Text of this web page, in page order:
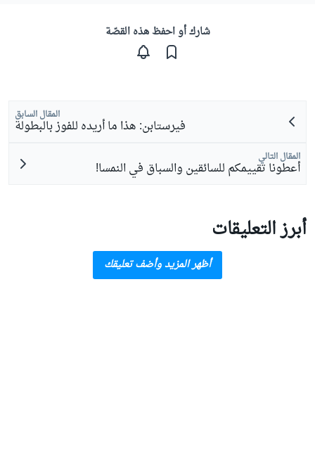
شارك أو احفظ هذه القصّة
المقال السابق
فيرستابن: هذا ما أريده للفوز بالبطولة
المقال التالي
أعطونا تقييمكم للسائقين والسباق في النمسا!
أبرز التعليقات
أظهر المزيد وأضف تعليقك